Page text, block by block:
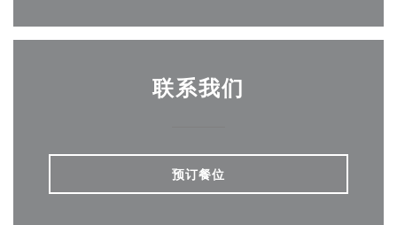
联系我们
预订餐位